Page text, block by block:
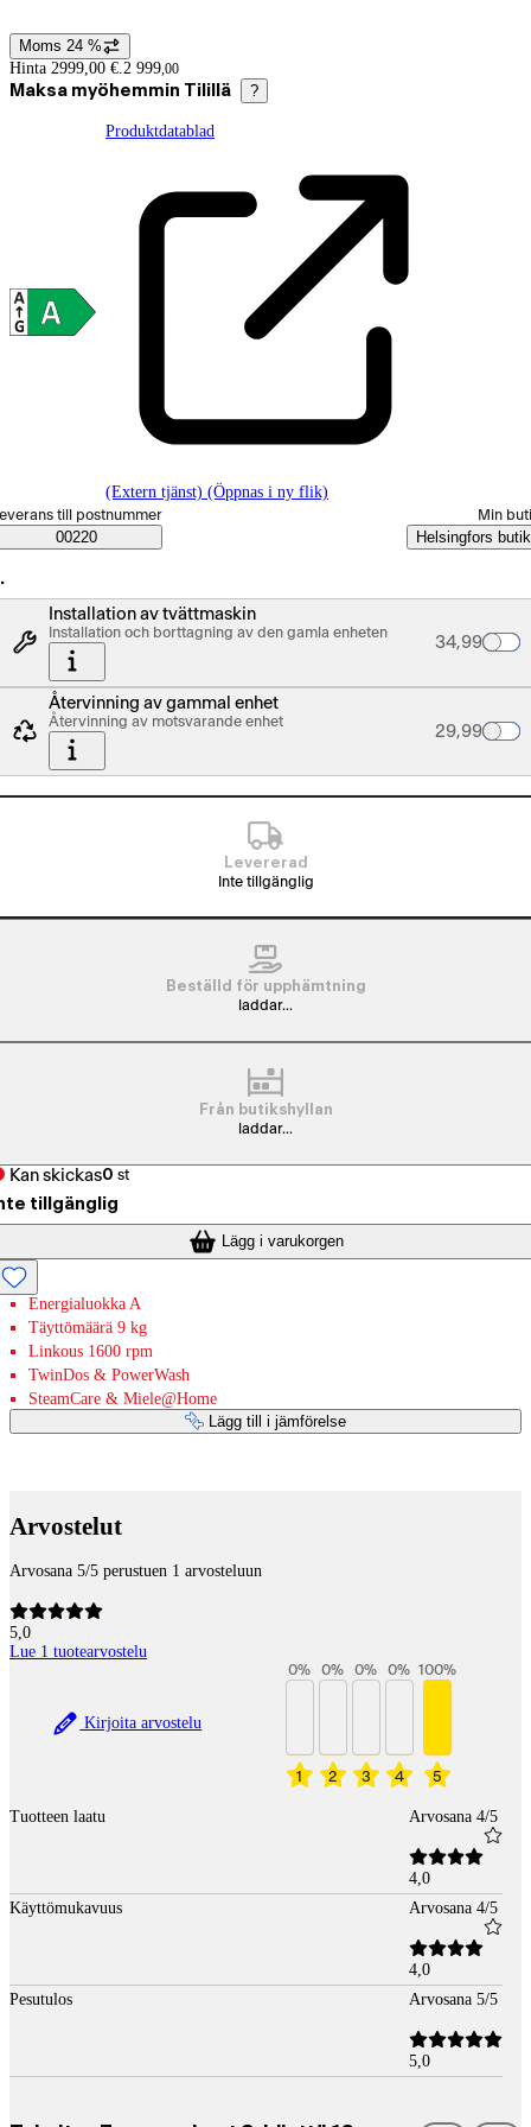
Prisinformation
Moms 24 %
Hinta 2999,00 €. 2 999,00
Maksa myöhemmin Tilillä ?
Produktdatablad
(Extern tjänst) (Öppnas i ny flik)
Saatavuustiedot
beställningssätt
till postnummer
00220
Min
Helsingfors butik
Installation av tvättmaskin
Installation och borttagning av den gamla enheten
Palvelun
34,99
Återvinning av gammal enhet
Återvinning av motsvarande enhet
Palvelun
29,99
Levererad
Inte tillgänglig
Beställd för upphämtning
laddar...
Från butikshyllan
laddar...
Kan skickas0 st
tillgänglig
Lägg i varukorgen
Energialuokka A
Täyttömäärä 9 kg
Linkous 1600 rpm
TwinDos & PowerWash
SteamCare & Miele@Home
Lägg till i jämförelse
Arvostelut
Arvosana 5/5 perustuen 1 arvosteluun
5,0
Lue 1 tuotearvostelu
Kirjoita arvostelu
1
0%
2
0%
3
0%
4
0%
5
100%
Tuotteen laatu Arvosana 4/5
4,0
Käyttömukavuus
Arvosana 4/5
4,0
Pesutulos
Arvosana 5/5
5,0